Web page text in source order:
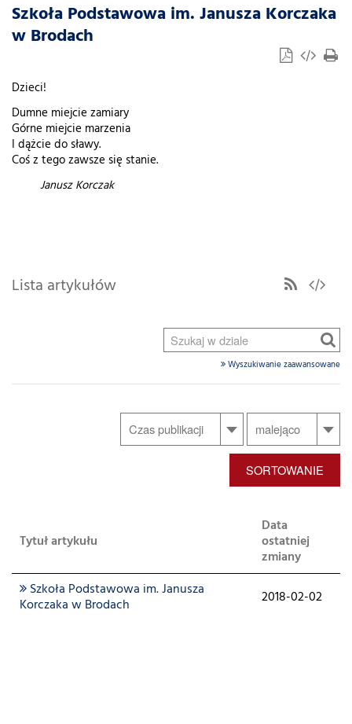
Szkoła Podstawowa im. Janusza Korczaka
w Brodach
Dzieci!
Dumne miejcie zamiary
Górne miejcie marzenia
I dążcie do sławy.
Coś z tego zawsze się stanie.
Janusz Korczak
Lista artykułów
Wyszukiwanie zaawansowane
SORTOWANIE
Tytuł artykułu
Data
ostatniej
zmiany
Szkoła Podstawowa im. Janusza
Korczaka w Brodach 2018-02-02